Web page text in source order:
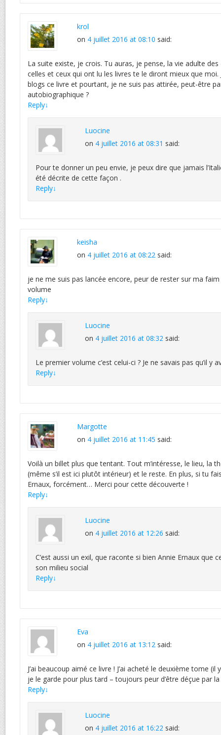
krol
on 4 juillet 2016 at 08:10 said:
La suite existe, je crois. Tu auras, je pense, la vie adulte
celles et ceux qui ont lu les livres te le diront mieux que moi.
blogs ce livre et pourtant, je ne suis pas attirée, peut-être
autobiographique ?
Reply↓
Luocine
on 4 juillet 2016 at 08:31 said:
Pour te donner un peu envie, je peux dire que jamais
été décrite de cette façon .
Reply↓
keisha
on 4 juillet 2016 at 08:22 said:
je ne me suis pas lancée encore, peur de rester sur ma
volume
Reply↓
Luocine
on 4 juillet 2016 at 08:32 said:
Le premier volume c’est celui-ci ? Je ne savais pas qu’il y
Reply↓
Margotte
on 4 juillet 2016 at 11:45 said:
Voilà un billet plus que tentant. Tout m’intéresse, le lieu, la
(même s’il est ici plutôt intérieur) et le reste. En plus, si tu
Ernaux, forcément… Merci pour cette découverte !
Reply↓
Luocine
on 4 juillet 2016 at 12:26 said:
C’est aussi un exil, que raconte si bien Annie Ernaux que
son milieu social
Reply↓
Eva
on 4 juillet 2016 at 13:12 said:
J’ai beaucoup aimé ce livre ! J’ai acheté le deuxième tome
je le garde pour plus tard – toujours peur d’être déçue par
Reply↓
Luocine
on 4 juillet 2016 at 16:22 said: